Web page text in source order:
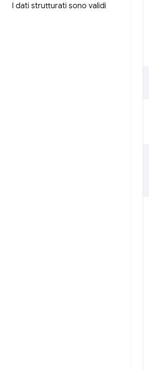
I dati strutturati sono validi